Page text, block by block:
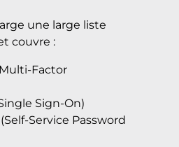
une large liste
couvre :
Factor
Sign-On)
Service Password